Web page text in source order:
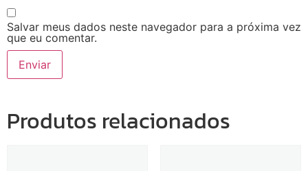
Salvar meus dados neste navegador para a próxima vez
que eu comentar.
Produtos relacionados